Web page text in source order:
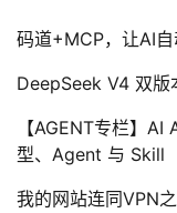
码道+MCP，让AI
DeepSeek V4 双版
【AGENT专栏】
型、Agent 与 Skill
我的网站连同VPN